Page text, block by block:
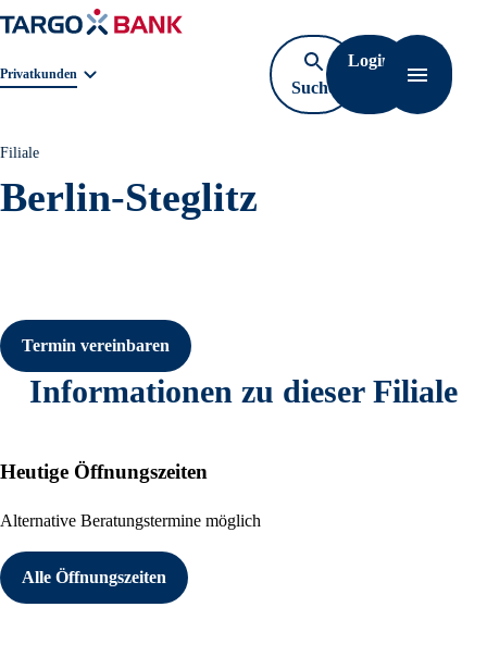
Geschäftsbereichnavigation. Aktuelle Auswahl:
Privatkunden
Suche
öffnen
Login
Filiale
Berlin-Steglitz
Termin vereinbaren
Informationen zu dieser Filiale
Heutige Öffnungszeiten
Alternative Beratungstermine möglich
Alle Öffnungszeiten